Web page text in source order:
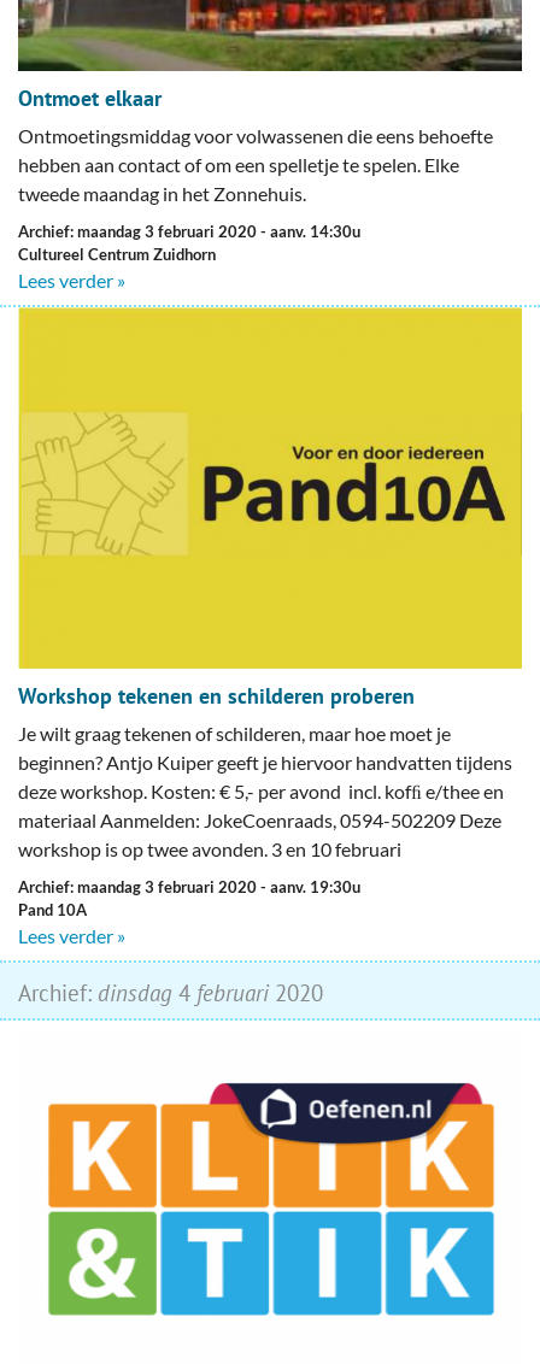
Ontmoet elkaar
Ontmoetingsmiddag voor volwassenen die eens behoefte
hebben aan contact of om een spelletje te spelen. Elke
tweede maandag in het Zonnehuis.
Archief: maandag 3 februari 2020- aanv. 14:30u
Cultureel Centrum Zuidhorn
Lees verder »
Workshop tekenen en schilderen proberen
Je wilt graag tekenen of schilderen, maar hoe moet je
beginnen? Antjo Kuiper geeft je hiervoor handvatten tijdens
deze workshop. Kosten: € 5,- per avond incl. kofﬁ e/thee en
materiaal Aanmelden: JokeCoenraads, 0594-502209 Deze
workshop is op twee avonden. 3 en 10 februari
Archief: maandag 3 februari 2020- aanv. 19:30u
Pand 10A
Lees verder »
Archief: dinsdag 4 februari2020